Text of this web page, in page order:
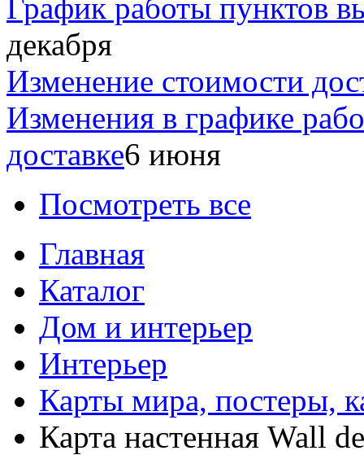
График работы пунктов
декабря
Изменение стоимости
Изменения в графике
доставке6 июня
Посмотреть все
Главная
Каталог
Дом и интерьер
Интерьер
Карты мира, постеры,
Карта настенная Wall